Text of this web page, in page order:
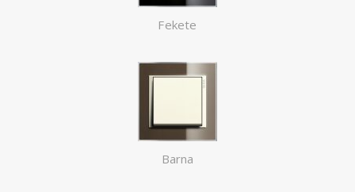
Fekete
Barna